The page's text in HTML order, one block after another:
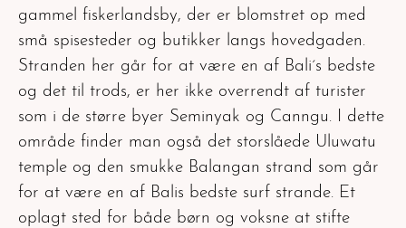
gammel fiskerlandsby, der er blomstret op med
små spisesteder og butikker langs hovedgaden.
Stranden her går for at være en af Bali´s bedste
og det til trods, er her ikke overrendt af turister
som i de større byer Seminyak og Canngu. I dette
område finder man også det storslåede Uluwatu
temple og den smukke Balangan strand som går
for at være en af Balis bedste surf strande. Et
oplagt sted for både børn og voksne at stifte